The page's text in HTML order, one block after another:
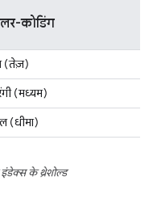
कोडिंग
(तेज़)
(मध्यम)
(धीमा)
के थ्रेशोल्ड